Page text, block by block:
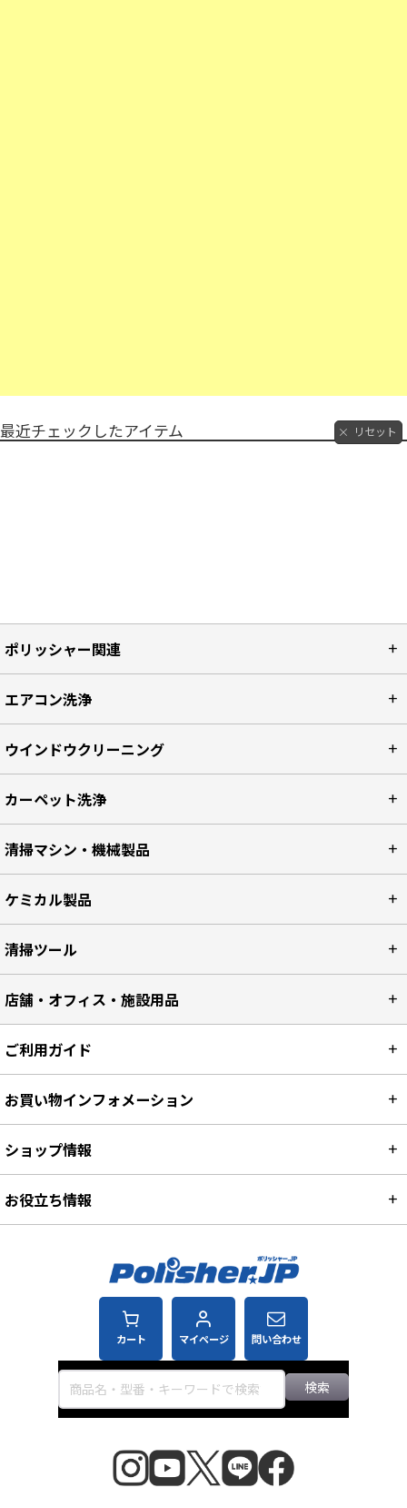
最近チェックしたアイテム リセット
ポリッシャー関連
エアコン洗浄
ウインドウクリーニング
カーペット洗浄
清掃マシン・機械製品
ケミカル製品
清掃ツール
店舗・オフィス・施設用品
カート マイページ 問い合わせ
検索
ご利用ガイド
お買い物インフォメーション
ショップ情報
お役立ち情報